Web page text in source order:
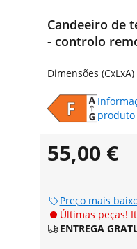
Candeeiro de
- controlo
Dimensões (CxLxA)
produto
55,00 €
Preço mais
Últimas peças!
ENTREGA